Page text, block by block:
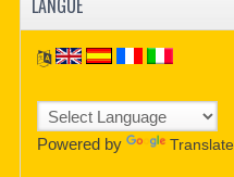
LANGUE
Powered by Translate